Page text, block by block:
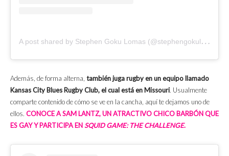
A
post shared by Stephen Goku Lomas (@stephengokulomas)
Además, de forma alterna, también juga rugby en un equipo llamado
Kansas City Blues Rugby Club, el cual está en Missouri. Usualmente
comparte contenido de cómo se ve en la cancha, aquí te dejamos uno de
ellos. CONOCE A SAM LANTZ, UN ATRACTIVO CHICO BARBÓN QUE
ES GAY Y PARTICIPA ENSQUID GAME: THE CHALLENGE.